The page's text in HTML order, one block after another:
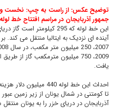
توضیح عکس: از راست به چپ: نخست
جمهور آذربایجان در مراسم افتتاح خط
این خط لوله که 295 کیلومتر
آینده ای نزدیک به ایتالیا منتقل می
2009، 750 میلیون مترمکعب گاز از
یافت.
احداث این خط لوله 440
تا کومتنی در شمال یونان از زیر زمین
آذربایجان در دریای خزر را به یونان